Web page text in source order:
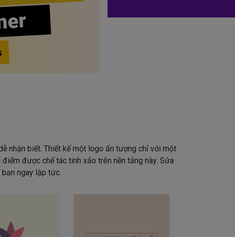
nhận biết. Thiết kế một logo ấn tượng chỉ với một
được chế tác tinh xảo trên nền tảng này. Sửa
ngay lập tức.